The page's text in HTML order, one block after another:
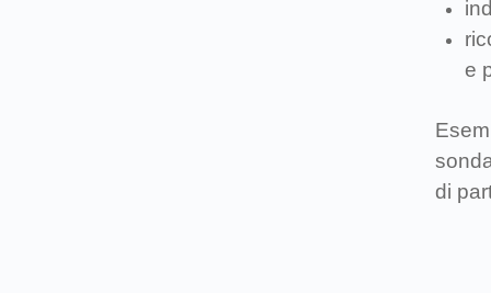
e
di